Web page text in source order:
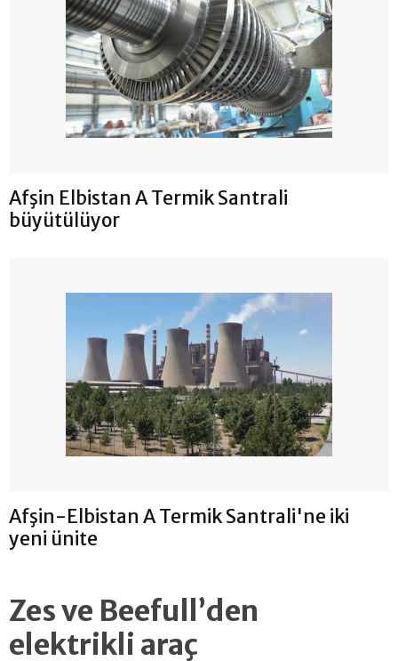
Afşin Elbistan A Termik Santrali
büyütülüyor
Afşin-Elbistan A Termik Santrali'ne iki
yeni ünite
Zes ve Beefull’den
elektrikli araç